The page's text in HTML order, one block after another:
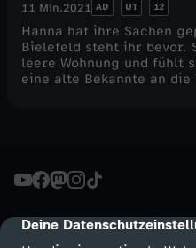
cmp-dialog-description
Deine
11 Min.2021 AD UT 12
Hanna hat ihre Sachen
Bielefeld steht ihr bevor.
leere Wohnung und fühlt
eine alte Bekannte an die